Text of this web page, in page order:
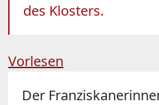
des Klosters.
Vorlesen
Der